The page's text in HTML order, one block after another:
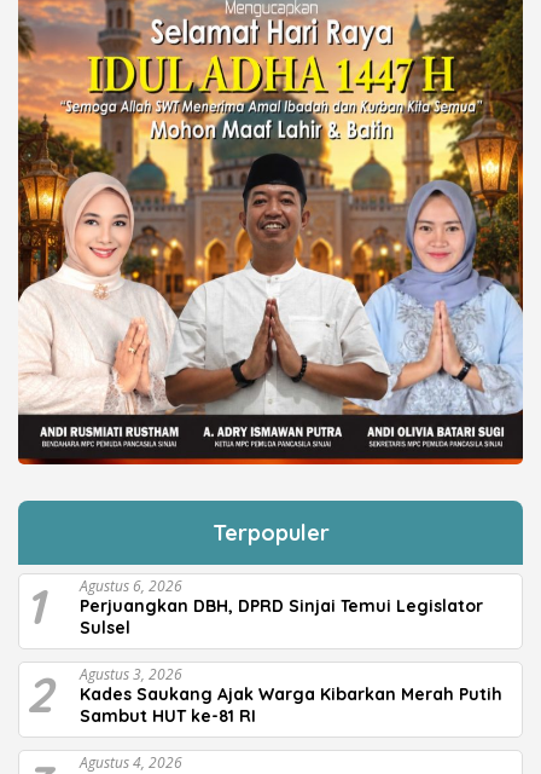
Terpopuler
1 Agustus 6, 2026
Perjuangkan DBH, DPRD Sinjai Temui Legislator
Sulsel
2 Agustus 3, 2026
Kades Saukang Ajak Warga Kibarkan Merah Putih
Sambut HUT ke-81 RI
Agustus 4, 2026